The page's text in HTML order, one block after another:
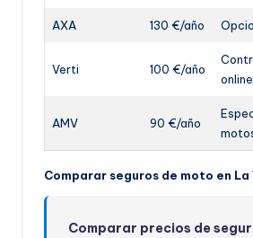
AXA 130 €/año
Verti 100 €/año
online
AMV 90 €/año
Comparar seguros de moto en La
Comparar precios de